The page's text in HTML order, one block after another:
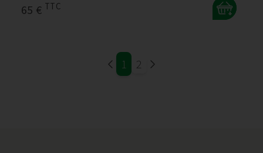
65 € TTC
+
1 2